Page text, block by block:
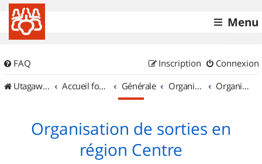
Menu
FAQ Connexion
Inscription
UtagawaVTT (Randos VTT et VTTAE avec traces GPS)
Accueil forum Générale Organisation de sorties & Recherche de partenaires Organisation de sorties en région Centre
Organisation de sorties en
région Centre